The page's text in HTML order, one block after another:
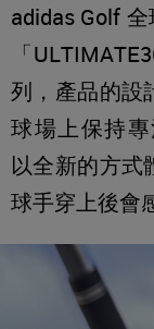
adidas Golf
「
列，產品的設
球場上保持專
以全新的方式
球手穿上後會